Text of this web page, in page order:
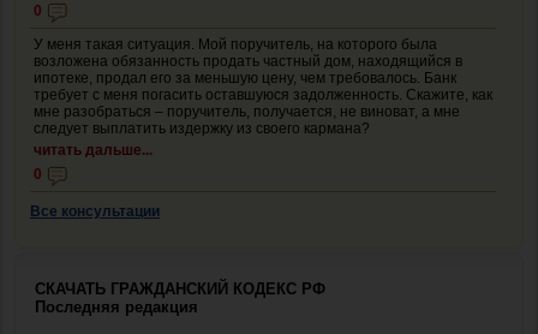
0
У меня такая ситуация. Мой поручитель, на которого была
возложена обязанность продать частный дом, находящийся в
ипотеке, продал его за меньшую цену, чем требовалось. Банк
требует с меня погасить оставшуюся задолженность. Скажите, как
мне разобраться – поручитель, получается, не виноват, а мне
следует выплатить издержку из своего кармана?
читать дальше...
0
Все консультации
СКАЧАТЬ ГРАЖДАНСКИЙ КОДЕКС РФ
Последняя редакция